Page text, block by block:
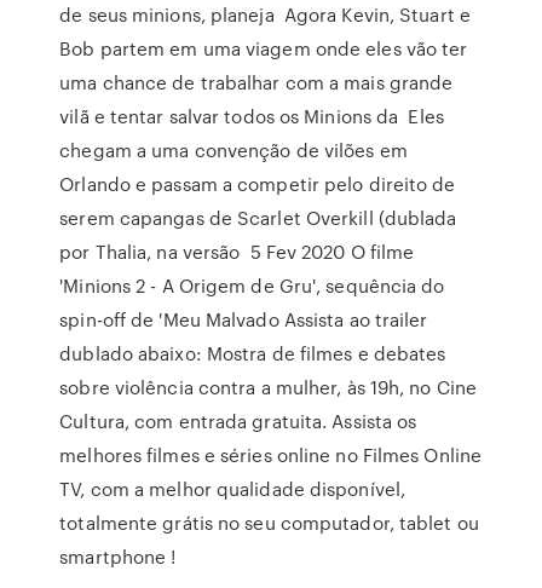
de seus minions, planeja Agora Kevin, Stuart e
Bob partem em uma viagem onde eles vão ter
uma chance de trabalhar com a mais grande
vilã e tentar salvar todos os Minions da Eles
chegam a uma convenção de vilões em
Orlando e passam a competir pelo direito de
serem capangas de Scarlet Overkill (dublada
por Thalia, na versão 5 Fev 2020 O filme
'Minions 2 - A Origem de Gru', sequência do
spin-off de 'Meu Malvado Assista ao trailer
dublado abaixo: Mostra de filmes e debates
sobre violência contra a mulher, às 19h, no Cine
Cultura, com entrada gratuita. Assista os
melhores filmes e séries online no Filmes Online
TV, com a melhor qualidade disponível,
totalmente grátis no seu computador, tablet ou
smartphone !